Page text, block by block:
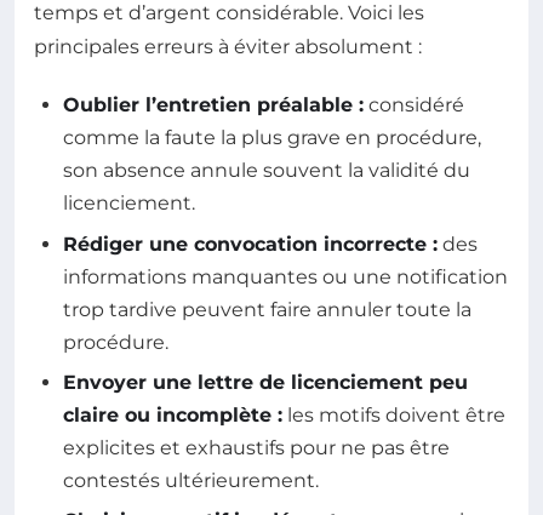
temps et d’argent considérable. Voici les
principales erreurs à éviter absolument :
Oublier l’entretien préalable : considéré
comme la faute la plus grave en procédure,
son absence annule souvent la validité du
licenciement.
Rédiger une convocation incorrecte : des
informations manquantes ou une notification
trop tardive peuvent faire annuler toute la
procédure.
Envoyer une lettre de licenciement peu
claire ou incomplète : les motifs doivent être
explicites et exhaustifs pour ne pas être
contestés ultérieurement.